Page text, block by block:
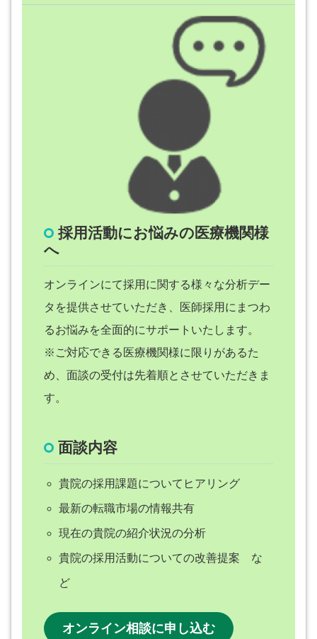
採用活動にお悩みの医療機関様
へ
オンラインにて採用に関する様々な分析デー
タを提供させていただき、医師採用にまつわ
るお悩みを全面的にサポートいたします。
※ご対応できる医療機関様に限りがあるた
め、面談の受付は先着順とさせていただきま
す。
面談内容
貴院の採用課題についてヒアリング
最新の転職市場の情報共有
現在の貴院の紹介状況の分析
貴院の採用活動についての改善提案 な
ど
オンライン相談に申し込む